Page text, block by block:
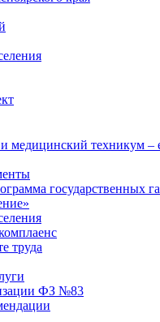
техникум –
государственных
труда
ФЗ №83